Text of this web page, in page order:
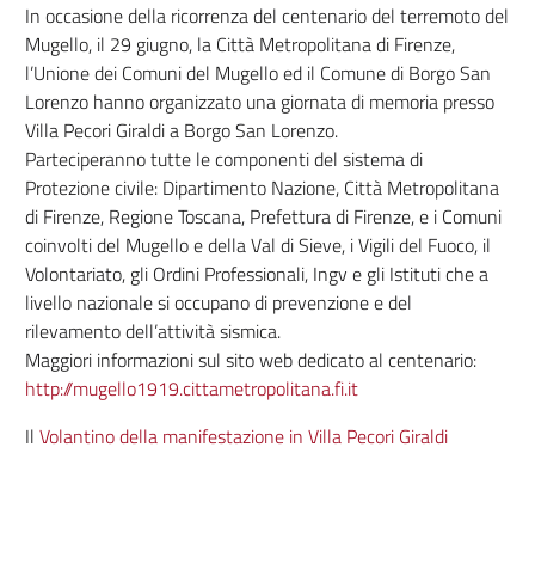
In occasione della ricorrenza del centenario del terremoto del
Mugello, il 29 giugno, la Città Metropolitana di Firenze,
l’Unione dei Comuni del Mugello ed il Comune di Borgo San
Lorenzo hanno organizzato una giornata di memoria presso
Villa Pecori Giraldi a Borgo San Lorenzo.
Parteciperanno tutte le componenti del sistema di
Protezione civile: Dipartimento Nazione, Città Metropolitana
di Firenze, Regione Toscana, Prefettura di Firenze, e i Comuni
coinvolti del Mugello e della Val di Sieve, i Vigili del Fuoco, il
Volontariato, gli Ordini Professionali, Ingv e gli Istituti che a
livello nazionale si occupano di prevenzione e del
rilevamento dell’attività sismica.
Maggiori informazioni sul sito web dedicato al centenario:
http://mugello1919.cittametropolitana.fi.it
Il Volantino della manifestazione in Villa Pecori Giraldi